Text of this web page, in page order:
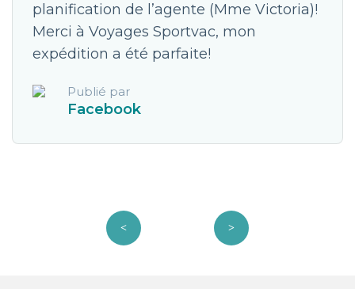
planification de l’agente (Mme Victoria)!
Merci à Voyages Sportvac, mon
expédition a été parfaite!
Publié par
Facebook